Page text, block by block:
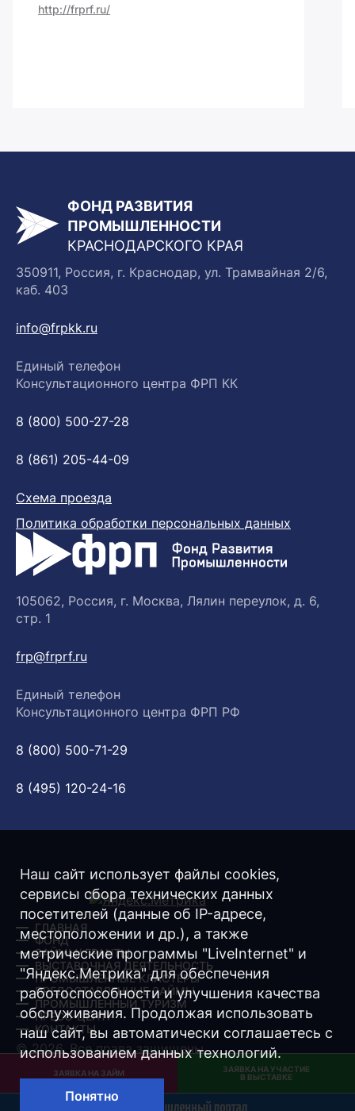
ЗАЯВКА НА ЗАЙМ
ЗАЯВКА НА УЧАСТИЕ
В ВЫСТАВКЕ
http://frprf.ru/
ФОНД РАЗВИТИЯ
ПРОМЫШЛЕННОСТИ
КРАСНОДАРСКОГО КРАЯ
350911, Россия, г. Краснодар, ул. Трамвайная 2/6,
каб. 403
info@frpkk.ru
Единый телефон
Консультационного центра ФРП КК
8 (800) 500-27-28
8 (861) 205-44-09
Схема проезда
Политика обработки персональных данных
105062, Россия, г. Москва, Лялин переулок, д. 6,
стр. 1
frp@frprf.ru
Единый телефон
Консультационного центра ФРП РФ
8 (800) 500-71-29
8 (495) 120-24-16
ГЛАВНАЯ
ФОНД
ЗАЙМЫ/ ГРАНТЫ
ВЫСТАВОЧНАЯ ДЕЯТЕЛЬНОСТЬ
ПРОМЫШЛЕННЫЕ КЛАСТЕРЫ
ПРЕДОСТАВЛЕННЫЕ ЗАЙМЫ
ПРОМЫШЛЕННЫЙ ТУРИЗМ
ПРЕСС-ЦЕНТР
КОНТАКТЫ
© 2026. Все права защищены.
Разработка -Интернет-Имидж
Наш сайт использует файлы cookies,
сервисы сбора технических данных
посетителей (данные об IP-адресе,
местоположении и др.), а также
метрические программы "LiveInternet" и
"Яндекс.Метрика" для обеспечения
работоспособности и улучшения качества
обслуживания. Продолжая использовать
наш сайт, вы автоматически соглашаетесь с
использованием данных технологий.
Понятно